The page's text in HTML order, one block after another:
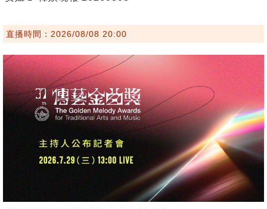
直播時間：2026/08/08 20:00